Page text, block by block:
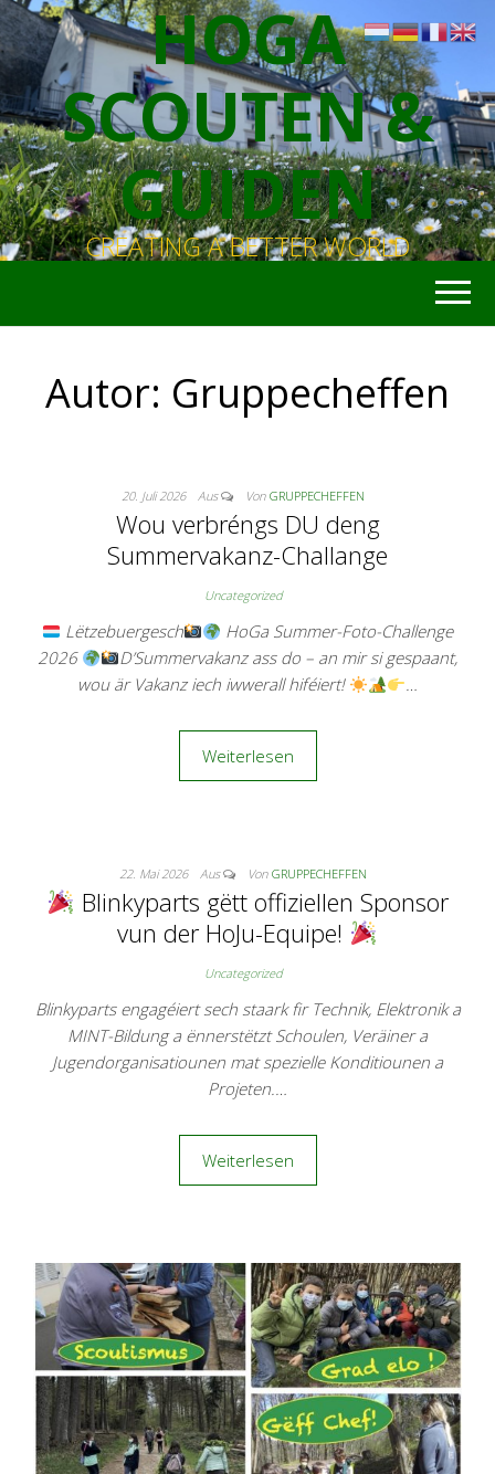
HOGA
SCOUTEN &
GUIDEN
CREATING A BETTER WORLD
Autor: Gruppecheffen
20. Juli 2026 Aus Von GRUPPECHEFFEN
Wou verbréngs DU deng
Summervakanz-Challange
Uncategorized
Lëtzebuergesch
HoGa Summer-Foto-Challenge
2026
D’Summervakanz ass do – an mir si gespaant,
wou är Vakanz iech iwwerall hiféiert!
…
Weiterlesen
22. Mai 2026 Aus Von GRUPPECHEFFEN
Blinkyparts gëtt offiziellen Sponsor
vun der HoJu-Equipe!
Uncategorized
Blinkyparts engagéiert sech staark fir Technik, Elektronik a
MINT-Bildung a ënnerstëtzt Schoulen, Veräiner a
Jugendorganisatiounen mat spezielle Konditiounen a
Projeten.…
Weiterlesen